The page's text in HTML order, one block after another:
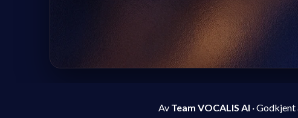
Av Team VOCALIS AI · Godkjent